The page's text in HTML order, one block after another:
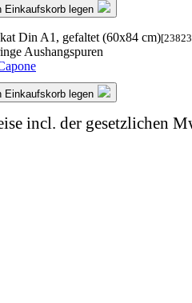
Einkaufskorb legen
Din A1, gefaltet (60x84 cm)
Aushangspuren
Einkaufskorb legen
incl. der gesetzlichen